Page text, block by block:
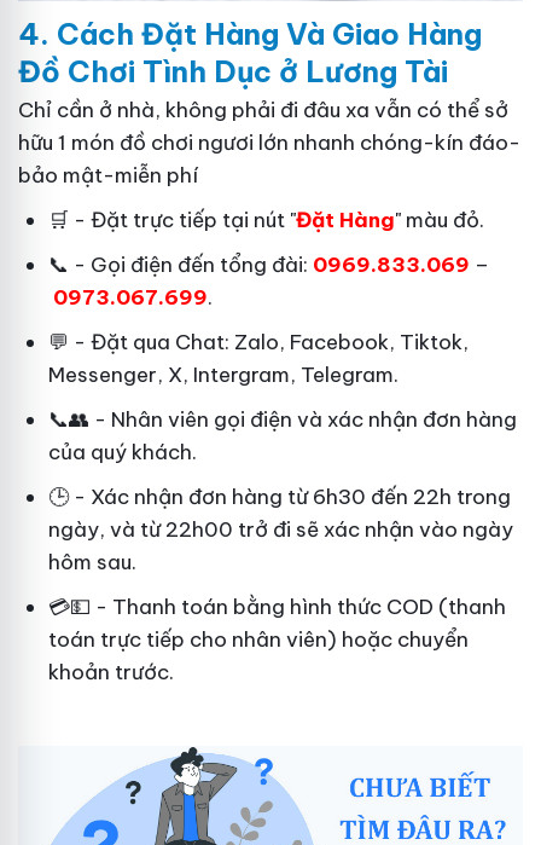
4. Cách Đặt Hàng Và Giao Hàng
Đồ Chơi Tình Dục ở Lương Tài
Chỉ cần ở nhà, không phải đi đâu xa vẫn có thể sở
hữu 1 món đồ chơi ngươi lớn nhanh chóng-kín đáo-
bảo mật-miễn phí
🛒 - Đặt trực tiếp tại nút "Đặt Hàng" màu đỏ.
📞 - Gọi điện đến tổng đài: 0969.833.069 –
0973.067.699.
💬 - Đặt qua Chat: Zalo, Facebook, Tiktok,
Messenger, X, Intergram, Telegram.
📞👥 - Nhân viên gọi điện và xác nhận đơn hàng
của quý khách.
🕒 - Xác nhận đơn hàng từ 6h30 đến 22h trong
ngày, và từ 22h00 trở đi sẽ xác nhận vào ngày
hôm sau.
💳💵 - Thanh toán bằng hình thức COD (thanh
toán trực tiếp cho nhân viên) hoặc chuyển
khoản trước.